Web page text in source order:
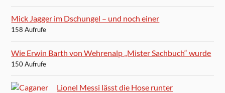
Mick Jagger im Dschungel – und noch einer
158 Aufrufe
Wie Erwin Barth von Wehrenalp „Mister Sachbuch“ wurde
150 Aufrufe
Lionel Messi lässt die Hose runter